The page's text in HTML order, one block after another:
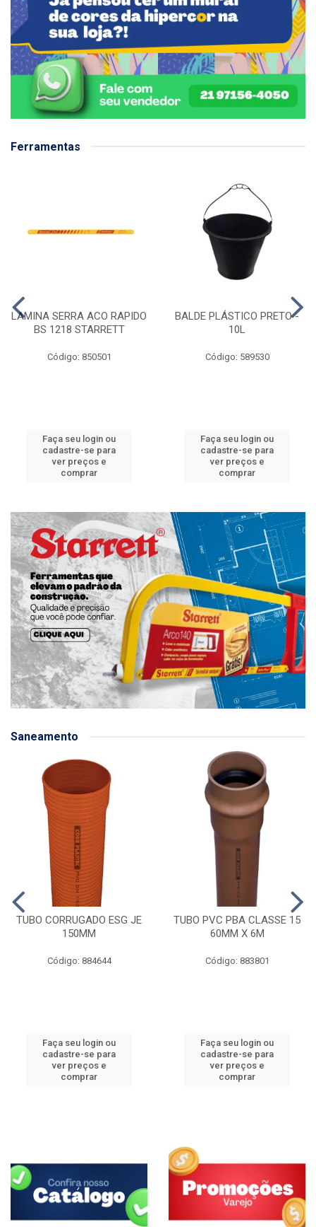
Ferramentas
LAMINA SERRA ACO RAPIDO
BS 1218 STARRETT
Código: 850501
Faça seu login ou
cadastre-se para
ver preços e
comprar
BALDE PLÁSTICO PRETO -
10L
Código: 589530
Faça seu login ou
cadastre-se para
ver preços e
comprar
Saneamento
TUBO CORRUGADO ESG JE
150MM
Código: 884644
Faça seu login ou
cadastre-se para
ver preços e
comprar
TUBO PVC PBA CLASSE 15
60MM X 6M
Código: 883801
Faça seu login ou
cadastre-se para
ver preços e
comprar